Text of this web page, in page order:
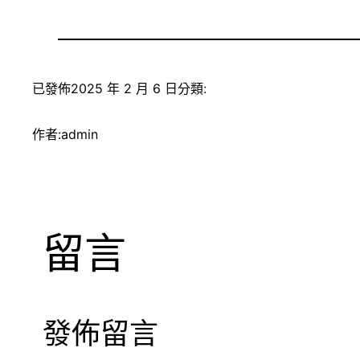
已發佈2025 年 2 月 6 日 分類:
作者:admin
留言
發佈留言